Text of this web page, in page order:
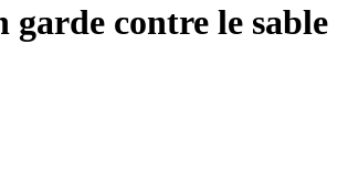
garde contre le sable